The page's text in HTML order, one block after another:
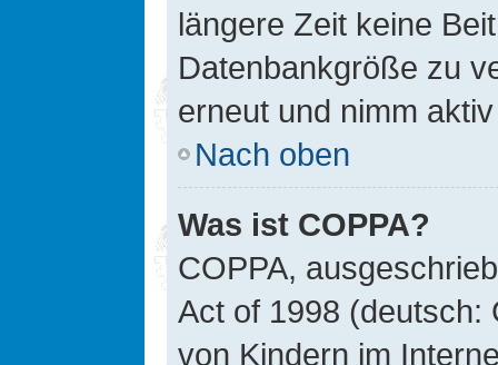
längere Zeit keine
Datenbankgröße zu
erneut und nimm
Nach oben
Was ist COPPA?
COPPA,
Act of 1998 (deutsch:
von Kindern im